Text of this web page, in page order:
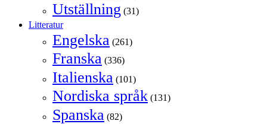
Utställning (31)
Litteratur
Engelska (261)
Franska (336)
Italienska (101)
Nordiska språk (131)
Spanska (82)